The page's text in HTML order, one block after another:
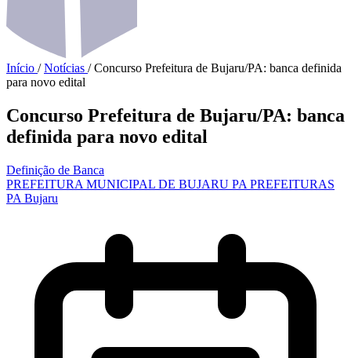
Início / Notícias / Concurso Prefeitura de Bujaru/PA: banca definida
para novo edital
Concurso Prefeitura de Bujaru/PA: banca
definida para novo edital
Definição de Banca
PREFEITURA MUNICIPAL DE BUJARU PA PREFEITURAS
PA Bujaru